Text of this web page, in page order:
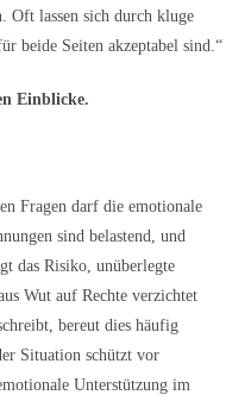
Oft lassen sich durch kluge
beide Seiten akzeptabel sind.“
Einblicke.
Fragen darf die emotionale
sind belastend, und
das Risiko, unüberlegte
Wut auf Rechte verzichtet
bereut dies häufig
Situation schützt vor
Unterstützung im